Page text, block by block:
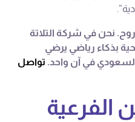
روح. نحن في شركة التلاتة
بذكاء رياضي يرضي
في آن واحد. تواصل
الفرعية